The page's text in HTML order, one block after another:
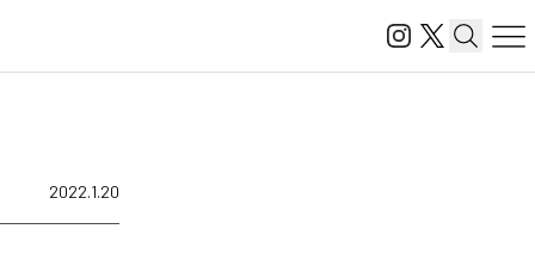
2022.1.20